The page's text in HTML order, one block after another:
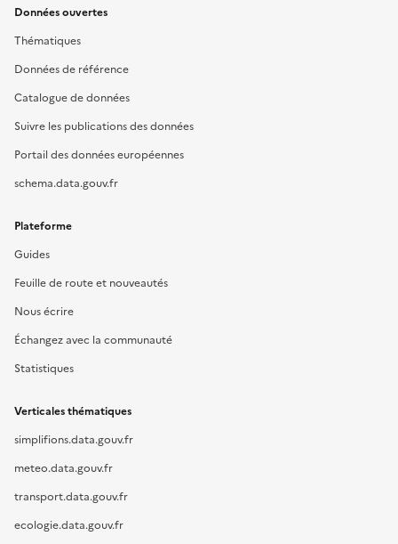
Données ouvertes
Thématiques
Données de référence
Catalogue de données
Suivre les publications des données
Portail des données européennes
schema.data.gouv.fr
Plateforme
Guides
Feuille de route et nouveautés
Nous écrire
Échangez avec la communauté
Statistiques
Verticales thématiques
simplifions.data.gouv.fr
meteo.data.gouv.fr
transport.data.gouv.fr
ecologie.data.gouv.fr